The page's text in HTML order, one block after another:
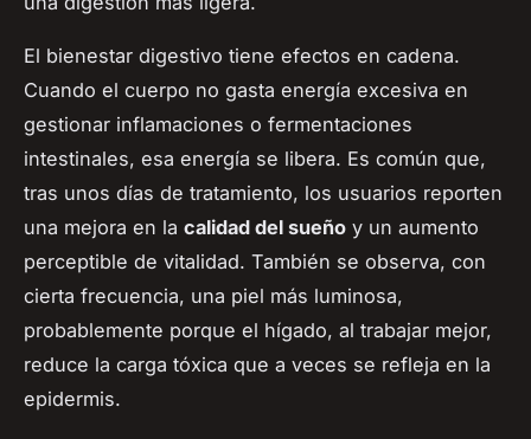
El bienestar digestivo tiene efectos en cadena.
Cuando el cuerpo no gasta energía excesiva en
gestionar inflamaciones o fermentaciones
intestinales, esa energía se libera. Es común que,
tras unos días de tratamiento, los usuarios reporten
una mejora en la calidad del sueño y un aumento
perceptible de vitalidad. También se observa, con
cierta frecuencia, una piel más luminosa,
probablemente porque el hígado, al trabajar mejor,
reduce la carga tóxica que a veces se refleja en la
epidermis.